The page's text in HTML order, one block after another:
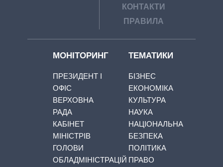
КОНТАКТИ
ПРАВИЛА
МОНІТОРИНГ
ПРЕЗИДЕНТ І
ОФІС
ВЕРХОВНА
РАДА
КАБІНЕТ
МІНІСТРІВ
ГОЛОВИ
ОБЛАДМІНІСТРАЦІЙ
ТЕМАТИКИ
БІЗНЕС
ЕКОНОМІКА
КУЛЬТУРА
НАУКА
НАЦІОНАЛЬНА
БЕЗПЕКА
ПОЛІТИКА
ПРАВО